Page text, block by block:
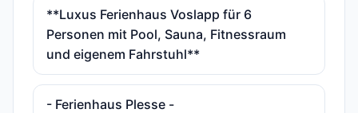
**Luxus Ferienhaus Voslapp für 6
Personen mit Pool, Sauna, Fitnessraum
und eigenem Fahrstuhl**
- Ferienhaus Plesse -